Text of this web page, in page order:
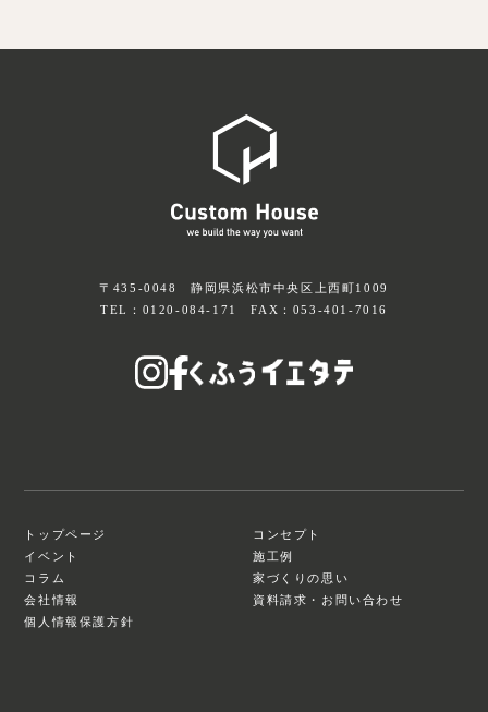
〒435-0048 静岡県浜松市中央区上西町1009
TEL： 0120-084-171 FAX：053-401-7016
トップページ
コンセプト
イベント
施工例
コラム
家づくりの思い
会社情報
資料請求・お問い合わせ
個人情報保護方針